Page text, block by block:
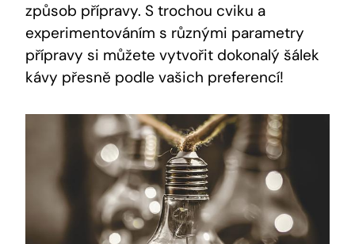
způsob přípravy. S trochou cviku a
experimentováním s různými parametry
přípravy si můžete vytvořit dokonalý šálek
kávy přesně podle vašich preferencí!